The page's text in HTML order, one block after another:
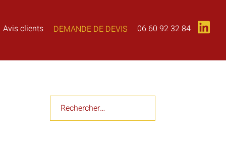
Avis clients DEMANDE DE DEVIS 06 60 92 32 84